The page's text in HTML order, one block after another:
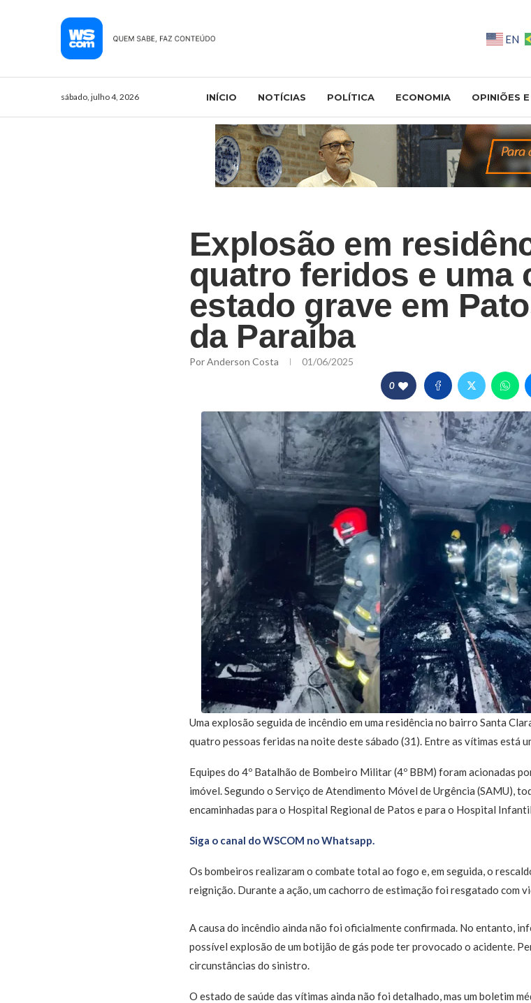
EN
sábado, julho 4, 2026 INÍCIO NOTÍCIAS POLÍTICA ECONOMIA OPINIÕES
Explosão em
quatro feridos e uma
estado grave em
da Paraíba
PorAnderson Costa 01/06/2025
0
Uma explosão seguida de incêndio em uma residência no bairro Santa
quatro pessoas feridas na noite deste sábado (31). Entre as vítimas está
Equipes do 4º Batalhão de Bombeiro Militar (4º BBM) foram acionadas
imóvel. Segundo o Serviço de Atendimento Móvel de Urgência (SAMU),
encaminhadas para o Hospital Regional de Patos e para o Hospital
Siga o canal do WSCOM no Whatsapp.
Os bombeiros realizaram o combate total ao fogo e, em seguida, o
reignição. Durante a ação, um cachorro de estimação foi resgatado com
A causa do incêndio ainda não foi oficialmente confirmada. No entanto,
possível explosão de um botijão de gás pode ter provocado o acidente.
circunstâncias do sinistro.
O estado de saúde das vítimas ainda não foi detalhado, mas um boletim